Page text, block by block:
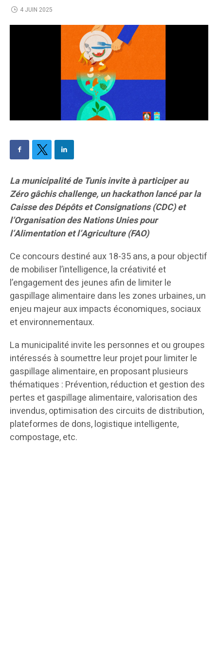
4 JUIN 2025
La municipalité de Tunis invite à participer au
Zéro gâchis challenge, un hackathon lancé par la
Caisse des Dépôts et Consignations (CDC) et
l’Organisation des Nations Unies pour
l’Alimentation et l’Agriculture (FAO)
Ce concours destiné aux 18-35 ans, a pour objectif
de mobiliser l’intelligence, la créativité et
l’engagement des jeunes afin de limiter le
gaspillage alimentaire dans les zones urbaines, un
enjeu majeur aux impacts économiques, sociaux
et environnementaux.
La municipalité invite les personnes et ou groupes
intéressés à soumettre leur projet pour limiter le
gaspillage alimentaire, en proposant plusieurs
thématiques : Prévention, réduction et gestion des
pertes et gaspillage alimentaire, valorisation des
invendus, optimisation des circuits de distribution,
plateformes de dons, logistique intelligente,
compostage, etc.